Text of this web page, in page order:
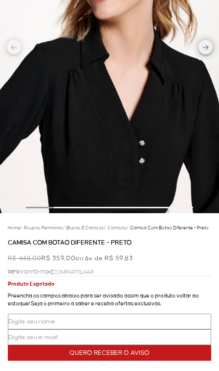
Home/ Roupas Femininas/ Blusas E Camisas/ Camisas/ Camisa Com Botao Diferente - Preto
CAMISA COM BOTAO DIFERENTE - PRETO
R$ 448,00R$ 359,00ou 6x de R$ 59,83
REF.50.02.0012-002
COMPARTILHAR
Produto Esgotado
Preencha os campos abaixo para ser avisado assim que o produto voltar ao
estoque! Seja o primeiro a saber e receba ofertas exclusivas.
QUERO RECEBER O AVISO